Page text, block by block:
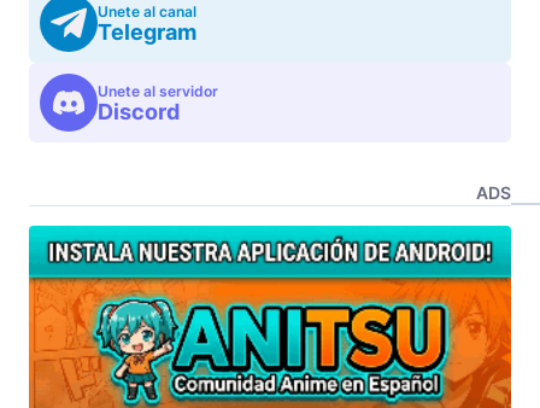
Unete al canal
Telegram
Unete al servidor
Discord
ADS